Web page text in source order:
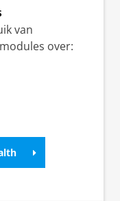
met
van
over: